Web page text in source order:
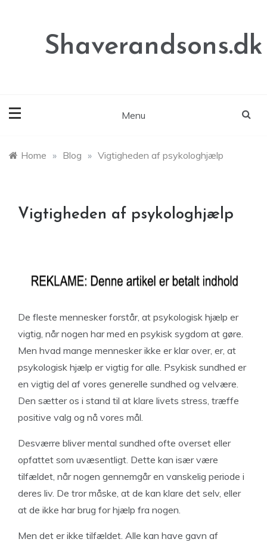
Shaverandsons.dk
Menu
Home » Blog » Vigtigheden af psykologhjælp
Vigtigheden af psykologhjælp
De fleste mennesker forstår, at psykologisk hjælp er
vigtig, når nogen har med en psykisk sygdom at gøre.
Men hvad mange mennesker ikke er klar over, er, at
psykologisk hjælp er vigtig for alle. Psykisk sundhed er
en vigtig del af vores generelle sundhed og velvære.
Den sætter os i stand til at klare livets stress, træffe
positive valg og nå vores mål.
Desværre bliver mental sundhed ofte overset eller
opfattet som uvæsentligt. Dette kan især være
tilfældet, når nogen gennemgår en vanskelig periode i
deres liv. De tror måske, at de kan klare det selv, eller
at de ikke har brug for hjælp fra nogen.
Men det er ikke tilfældet. Alle kan have gavn af